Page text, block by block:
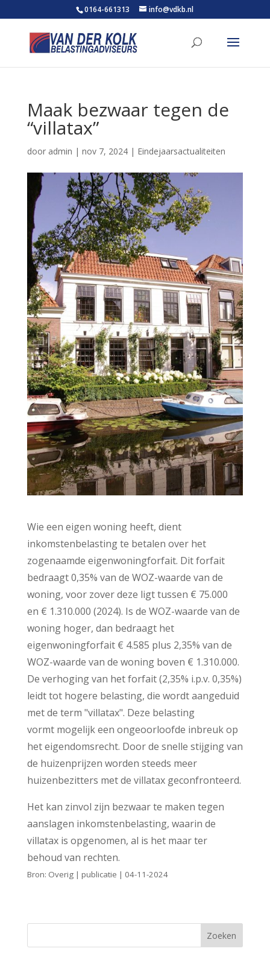
0164-661313 info@vdkb.nl
Maak bezwaar tegen de
“villatax”
door admin | nov 7, 2024| Eindejaarsactualiteiten
Wie een eigen woning heeft, dient
inkomstenbelasting te betalen over het
zogenaamde eigenwoningforfait. Dit forfait
bedraagt 0,35% van de WOZ-waarde van de
woning, voor zover deze ligt tussen € 75.000
en € 1.310.000 (2024). Is de WOZ-waarde van de
woning hoger, dan bedraagt het
eigenwoningforfait € 4.585 plus 2,35% van de
WOZ-waarde van de woning boven € 1.310.000.
De verhoging van het forfait (2,35% i.p.v. 0,35%)
leidt tot hogere belasting, die wordt aangeduid
met de term "villatax". Deze belasting
vormt mogelijk een ongeoorloofde inbreuk op
het eigendomsrecht. Door de snelle stijging van
de huizenprijzen worden steeds meer
huizenbezitters met de villatax geconfronteerd.
Het kan zinvol zijn bezwaar te maken tegen
aanslagen inkomstenbelasting, waarin de
villatax is opgenomen, al is het maar ter
behoud van rechten.
Bron: Overig | publicatie | 04-11-2024